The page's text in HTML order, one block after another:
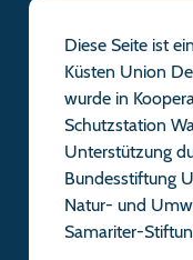
Diese Seite ist
Küsten Union
wurde in
Schutzstation
Unterstützung
Bundesstiftung
Natur- und
Samariter-